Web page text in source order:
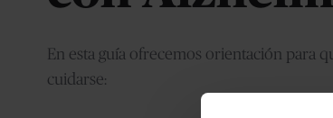
En esta guía ofrecemos orientación para
cuidarse: